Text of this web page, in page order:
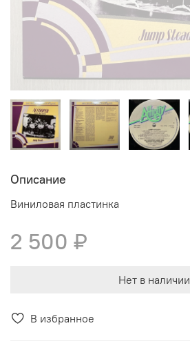
В избранное
Описание
Виниловая пластинка
2 500 ₽
Нет в наличии